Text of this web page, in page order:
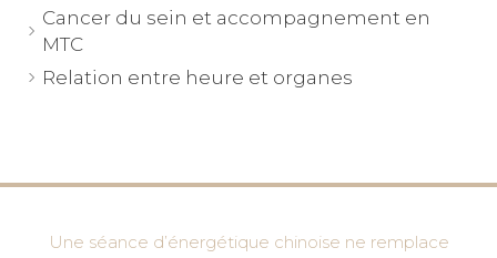
Cancer du sein et accompagnement en
MTC
Relation entre heure et organes
Une séance d’énergétique chinoise ne remplace